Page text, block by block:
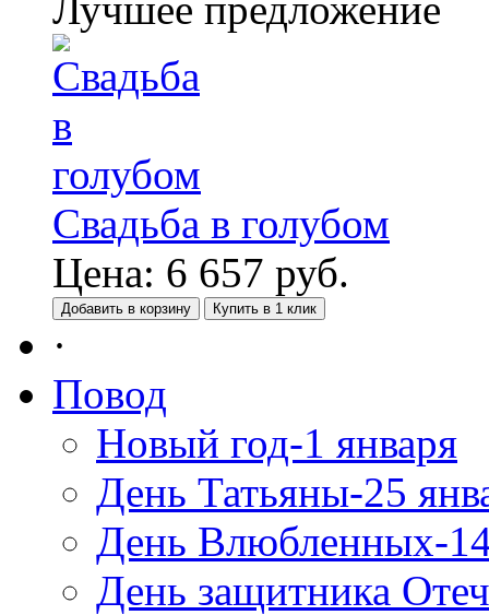
Свадьба в голубом
Цена: 6 657 руб.
Добавить в корзину Купить в 1 клик
·
Повод
Новый год-1 января
День Татьяны-25
День Влюбленных-
День защитника